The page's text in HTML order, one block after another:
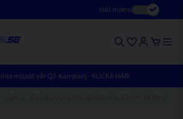
Inkl.moms
missat vår Q3-kampanj - KLICKA HÄR!